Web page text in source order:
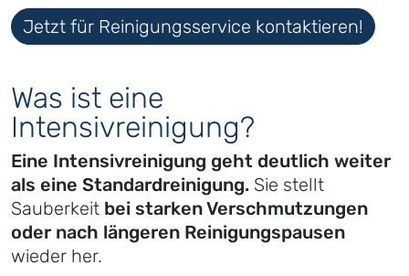
Jetzt für Reinigungsservice kontaktieren!
Was ist eine
Intensivreinigung?
Eine Intensivreinigung geht deutlich weiter
als eine Standardreinigung. Sie stellt
Sauberkeit bei starken Verschmutzungen
oder nach längeren Reinigungspausen
wieder her.